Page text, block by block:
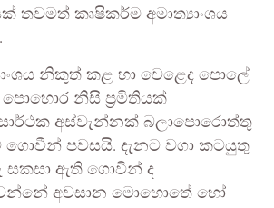
තවමත් කෘෂිකර්ම අමාත්‍යාංශය
නිකුත් කළ හා වෙළෙද පොලේ
නිසි ප්‍රමිතියක්
අස්වැන්නක් බලාපොරොත්තු
පවසයි. දැනට වගා කටයුතු
ඇති ගොවීන් ද
අවසාන මොහොතේ හෝ